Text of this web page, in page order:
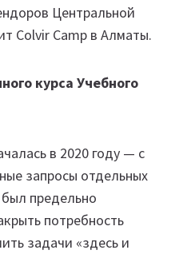
Центральной
Colvir Camp в Алматы.
курса Учебного
в 2020 году — с
запросы отдельных
предельно
потребность
задачи «здесь и